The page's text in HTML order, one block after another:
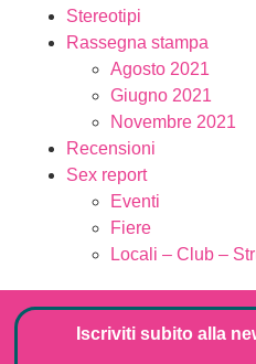
Stereotipi
Rassegna stampa
Agosto 2021
Giugno 2021
Novembre 2021
Recensioni
Sex report
Eventi
Fiere
Locali – Club –
Iscriviti subito alla